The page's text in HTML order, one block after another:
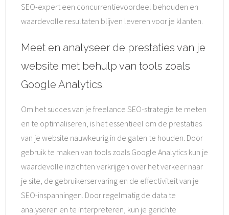
SEO-expert een concurrentievoordeel behouden en
waardevolle resultaten blijven leveren voor je klanten.
Meet en analyseer de prestaties van je
website met behulp van tools zoals
Google Analytics.
Om het succes van je freelance SEO-strategie te meten
en te optimaliseren, is het essentieel om de prestaties
van je website nauwkeurig in de gaten te houden. Door
gebruik te maken van tools zoals Google Analytics kun je
waardevolle inzichten verkrijgen over het verkeer naar
je site, de gebruikerservaring en de effectiviteit van je
SEO-inspanningen. Door regelmatig de data te
analyseren en te interpreteren, kun je gerichte